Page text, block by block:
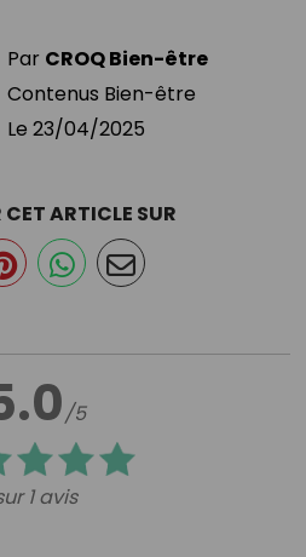
Par CROQ Bien-être
Contenus Bien-être
Le 23/04/2025
/5
1 avis
ARTICLE SUR